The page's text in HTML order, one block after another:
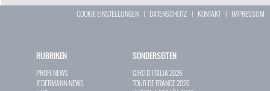
COOKIE EINSTELLUNGEN | DATENSCHUTZ | KONTAKT| IMPRESSUM
RUBRIKEN
PROFI-NEWS
JEDERMANN-NEWS
SONDERSEITEN
GIRO D`ITALIA 2026
TOUR DE FRANCE 2026